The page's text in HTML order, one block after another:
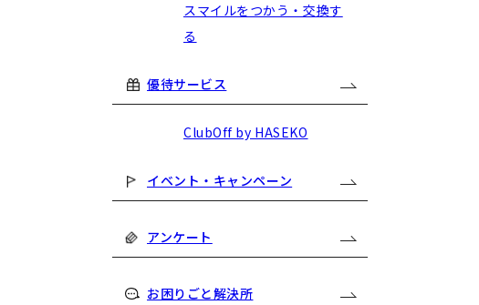
スマイルをつかう・交換す
る
優待サービス
ClubOff by HASEKO
イベント・キャンペーン
アンケート
お困りごと解決所